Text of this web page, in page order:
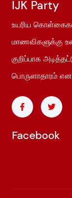
IJK Party
உயரிய
மாணவிகளுக்கு
குறிப்பாக
பொருளாதாரம்
Facebook